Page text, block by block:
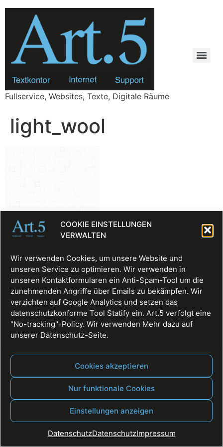
COOKIE EINSTELLUNGEN
VERWALTEN
Wir verwenden Cookies, um unsere Website und
unseren Service zu optimieren. Wir verwenden in
unseren Kontaktformularen ein Anti-Spam-Tool um die
zunehmenden Angriffe über Emails zu bekämpfen. Wir
verzichten auf Google Analytics und setzen das
datenschutzkonforme Tool Statify ein. Art.5 verfolgt eine
"No-tracking"-Policy. Wir verwenden Mehr dazu auf
unserer Datenschutz-Seite.
Cookies akzeptieren
Nur funktionale Cookies
Einstellungen anzeigen
DatenschutzDatenschutzImpressum
Zum
springen
Fullservice, Websites, Texte, Digitale Räume
light_wool